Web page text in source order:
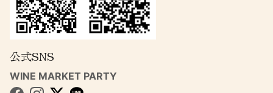
公式SNS
WINE MARKET PARTY